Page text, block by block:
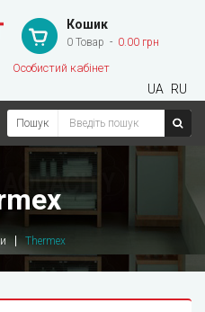
Кошик
0 Товар 0.00 грн
Особистий кабінет
UA RU
Пошук
Thermex